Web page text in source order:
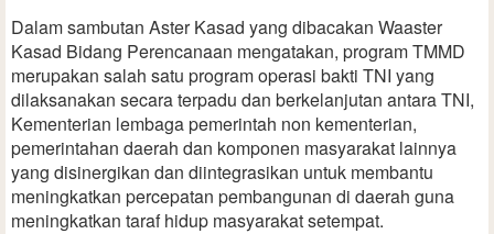
Dalam sambutan Aster Kasad yang dibacakan Waaster
Kasad Bidang Perencanaan mengatakan, program TMMD
merupakan salah satu program operasi bakti TNI yang
dilaksanakan secara terpadu dan berkelanjutan antara TNI,
Kementerian lembaga pemerintah non kementerian,
pemerintahan daerah dan komponen masyarakat lainnya
yang disinergikan dan diintegrasikan untuk membantu
meningkatkan percepatan pembangunan di daerah guna
meningkatkan taraf hidup masyarakat setempat.